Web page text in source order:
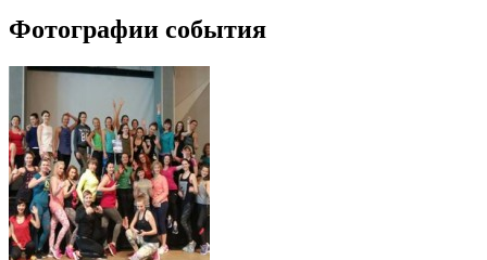
Фотографии события